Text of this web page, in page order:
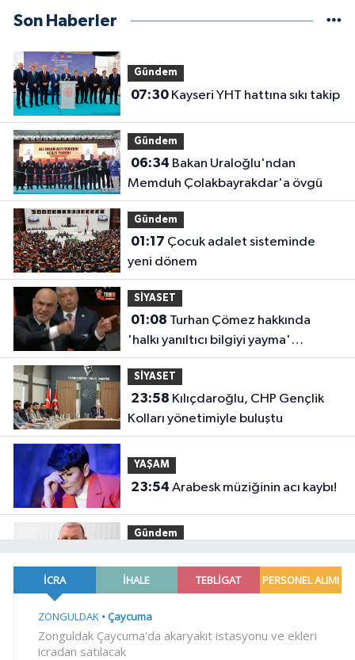
Son Haberler
Gündem
07:30 Kayseri YHT hattına sıkı takip
Gündem
06:34
Memduh Çolakbayrakdar'a övgü
Gündem
01:17
yeni dönem
SİYASET
01:08
'halkı yanıltıcı bilgiyi yayma'
soruşturması
SİYASET
23:58
Kolları yönetimiyle buluştu
YAŞAM
23:54 Arabesk müziğinin acı kaybı!
Gündem
İlkay Çiçek görevden uzaklaştırıldı
23:34CHP İstanbul'da yeni